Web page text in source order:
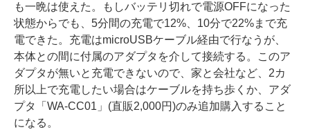
も一晩は使えた。もしバッテリ切れで電源OFFになった
状態からでも、5分間の充電で12%、10分で22%まで充
電できた。充電はmicroUSBケーブル経由で行なうが、
本体との間に付属のアダプタを介して接続する。このア
ダプタが無いと充電できないので、家と会社など、2カ
所以上で充電したい場合はケーブルを持ち歩くか、アダ
プタ「WA-CC01」(直販2,000円)のみ追加購入すること
になる。